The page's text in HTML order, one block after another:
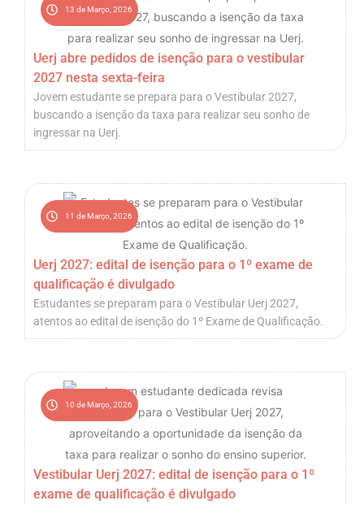
13 de Março, 2026
Uerj abre pedidos de isenção para o vestibular
2027 nesta sexta-feira
Jovem estudante se prepara para o Vestibular 2027,
buscando a isenção da taxa para realizar seu sonho de
ingressar na Uerj.
11 de Março, 2026
Uerj 2027: edital de isenção para o 1º exame de
qualificação é divulgado
Estudantes se preparam para o Vestibular Uerj 2027,
atentos ao edital de isenção do 1º Exame de Qualificação.
10 de Março, 2026
Vestibular Uerj 2027: edital de isenção para o 1º
exame de qualificação é divulgado